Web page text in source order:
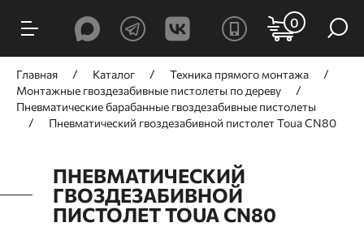
0
Главная Каталог
Техника прямого монтажа
Монтажные гвоздезабивные пистолеты по дереву
Пневматические барабанные гвоздезабивные пистолеты
Пневматический гвоздезабивной пистолет Toua CN80
ПНЕВМАТИЧЕСКИЙ
ГВОЗДЕЗАБИВНОЙ
ПИСТОЛЕТ TOUA CN80